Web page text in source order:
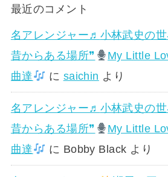
最近のコメント
名アレンジャー♬ 小林武史の
昔からある場所❞
My Little
曲達
に saichin より
名アレンジャー♬ 小林武史の
昔からある場所❞
My Little
曲達
に Bobby Black より